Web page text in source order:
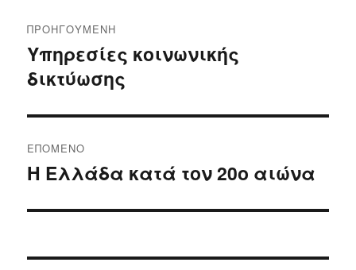
άρθρων
ΠΡΟΗΓΟΎΜΕΝΗ
Προηγούμενο
άρθρο:
Υπηρεσίες κοινωνικής
δικτύωσης
ΕΠΌΜΕΝΟ
Επόμενο
Η Ελλάδα κατά τον 20ο αιώνα